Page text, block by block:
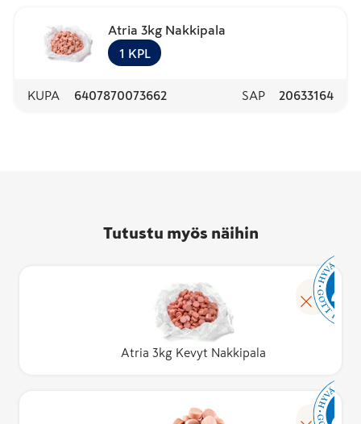
Atria 3kg Nakkipala
1 KPL
KUPA 6407870073662 SAP 20633164
Tutustu myös näihin
Atria 3kg Kevyt Nakkipala